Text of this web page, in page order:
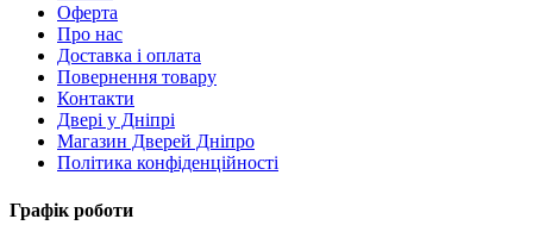
Оферта
Про нас
Доставка і оплата
Повернення товару
Контакти
Двері у Дніпрі
Магазин Дверей Дніпро
Політика конфіденційності
Графік роботи